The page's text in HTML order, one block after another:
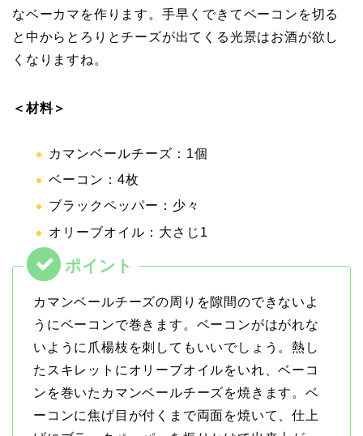
なベーカマを作ります。手早くできてベーコンを切る
と中からとろりとチーズが出てくる光景はお酒が欲し
くなりますね。
＜材料＞
カマンベールチーズ：1個
ベーコン：4枚
ブラックペッパー：少々
オリーブオイル：大さじ1
カマンベールチーズの周りを隙間のできないよ
うにベーコンで巻きます。ベーコンがはがれな
いように爪楊枝を刺してもいいでしょう。熱し
たスキレットにオリーブオイルをいれ、ベーコ
ンを巻いたカマンベールチーズを焼きます。ベ
ーコンに焦げ目が付くまで両面を焼いて、仕上